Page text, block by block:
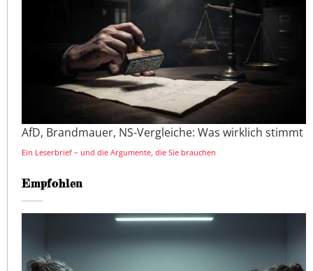
AfD, Brandmauer, NS-Vergleiche: Was wirklich stimmt
Ein Leserbrief – und die Argumente, die Sie brauchen
Empfohlen